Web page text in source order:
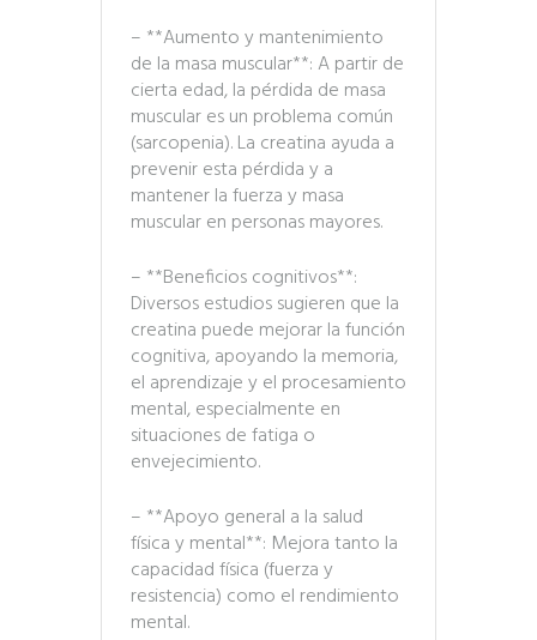
– **Aumento y mantenimiento
de la masa muscular**: A partir de
cierta edad, la pérdida de masa
muscular es un problema común
(sarcopenia). La creatina ayuda a
prevenir esta pérdida y a
mantener la fuerza y masa
muscular en personas mayores.
– **Beneficios cognitivos**:
Diversos estudios sugieren que la
creatina puede mejorar la función
cognitiva, apoyando la memoria,
el aprendizaje y el procesamiento
mental, especialmente en
situaciones de fatiga o
envejecimiento.
– **Apoyo general a la salud
física y mental**: Mejora tanto la
capacidad física (fuerza y
resistencia) como el rendimiento
mental.